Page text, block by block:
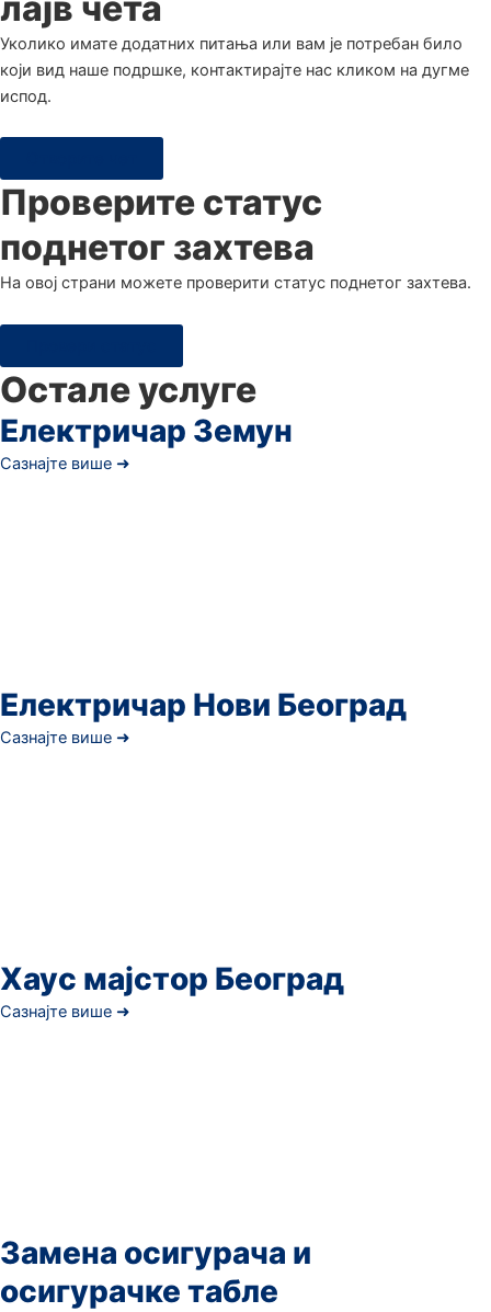
Уколико имате додатних питања или вам је потребан било
који вид наше подршке, контактирајте нас кликом на дугме
испод.
Проверите статус
поднетог захтева
Hа овој страни можете проверити статус поднетог захтева.
Остале услуге
Електричар Земун
Сазнајте више ➜
Електричар Нови Београд
Сазнајте више ➜
Хаус мајстор Београд
Сазнајте више ➜
Замена осигурача и
осигурачке табле